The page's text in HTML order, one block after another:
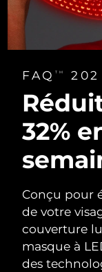
FAQ TM 202
32%
Conçu pour
de votre
couverture
masque à
des